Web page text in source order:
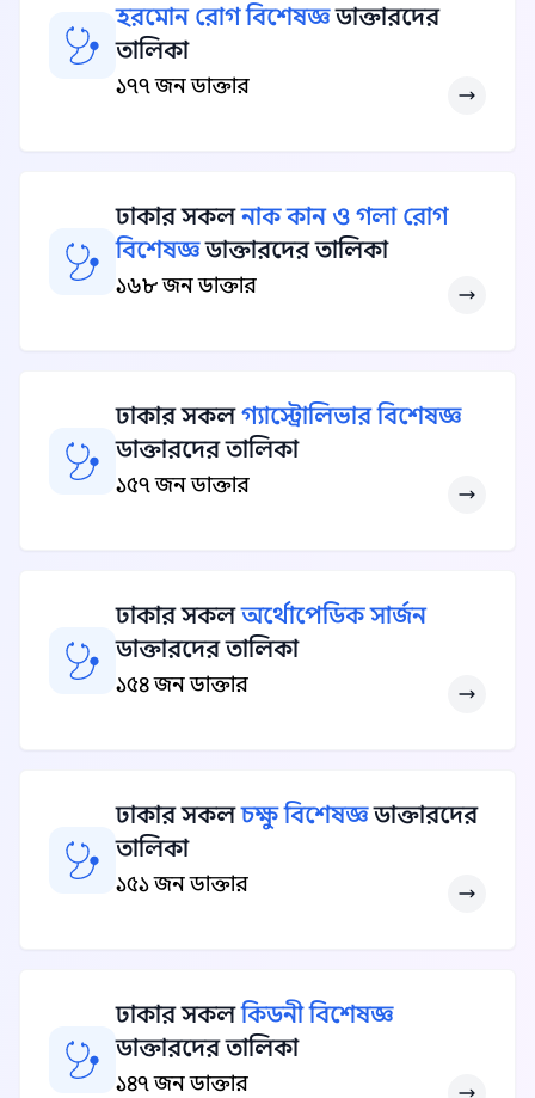
হরমোন রোগ বিশেষজ্ঞডাক্তারদের
তালিকা
১৭৭ জন ডাক্তার
ঢাকার সকলনাক কান ও গলা রোগ
বিশেষজ্ঞডাক্তারদের তালিকা
১৬৮ জন ডাক্তার
ঢাকার সকলগ্যাস্ট্রোলিভার বিশেষজ্ঞ
ডাক্তারদের তালিকা
১৫৭ জন ডাক্তার
ঢাকার সকলঅর্থোপেডিক সার্জন
ডাক্তারদের তালিকা
১৫৪ জন ডাক্তার
ঢাকার সকলচক্ষু বিশেষজ্ঞডাক্তারদের
তালিকা
১৫১ জন ডাক্তার
ঢাকার সকলকিডনী বিশেষজ্ঞ
ডাক্তারদের তালিকা
১৪৭ জন ডাক্তার